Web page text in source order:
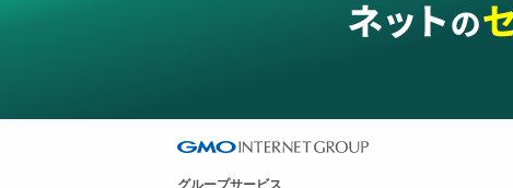
グループサービス